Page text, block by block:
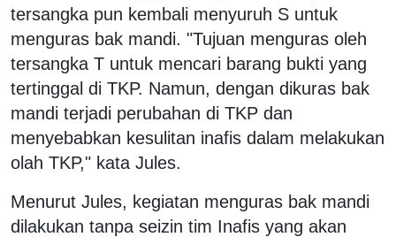
tersangka pun kembali menyuruh S untuk
menguras bak mandi. "Tujuan menguras oleh
tersangka T untuk mencari barang bukti yang
tertinggal di TKP. Namun, dengan dikuras bak
mandi terjadi perubahan di TKP dan
menyebabkan kesulitan inafis dalam melakukan
olah TKP," kata Jules.
Menurut Jules, kegiatan menguras bak mandi
dilakukan tanpa seizin tim Inafis yang akan